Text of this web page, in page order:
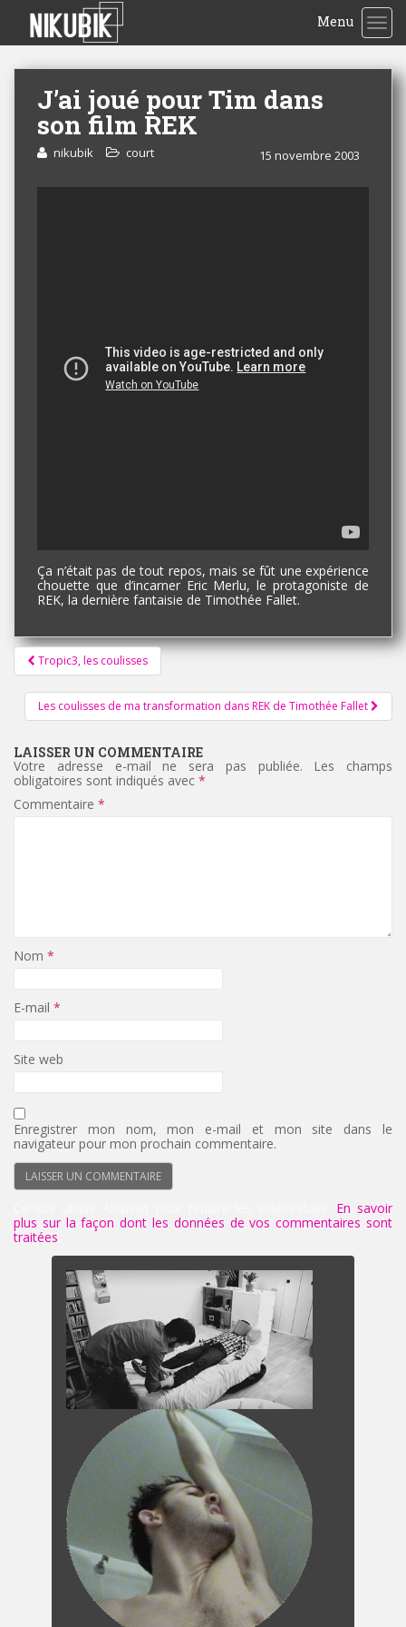
Menu
J’ai joué pour Tim dans
son film REK
15 novembre 2003
nikubik court
Ça n’était pas de tout repos, mais se fût une expérience
chouette que d’incarner Eric Merlu, le protagoniste de
REK, la dernière fantaisie de Timothée Fallet.
Pagination
d'article
Tropic3, les coulisses
Les coulisses de ma transformation dans REK de Timothée Fallet
LAISSER UN COMMENTAIRE
Votre adresse e-mail ne sera pas publiée.
Les champs
obligatoires sont indiqués avec *
Commentaire *
Nom *
E-mail *
Site web
Enregistrer mon nom, mon e-mail et mon site dans le
navigateur pour mon prochain commentaire.
En savoir
plus sur la façon dont les données de vos commentaires sont
traitées